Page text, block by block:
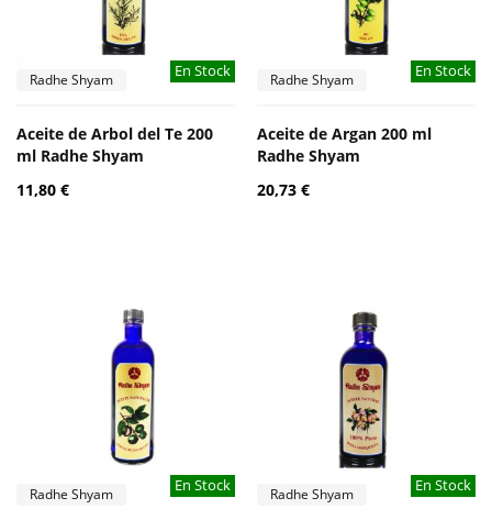
En Stock
Radhe Shyam
Aceite de Arbol del Te 200
ml Radhe Shyam
11,80 €
En Stock
Radhe Shyam
Aceite de Argan 200 ml
Radhe Shyam
20,73 €
En Stock
Radhe Shyam En Stock
Radhe Shyam